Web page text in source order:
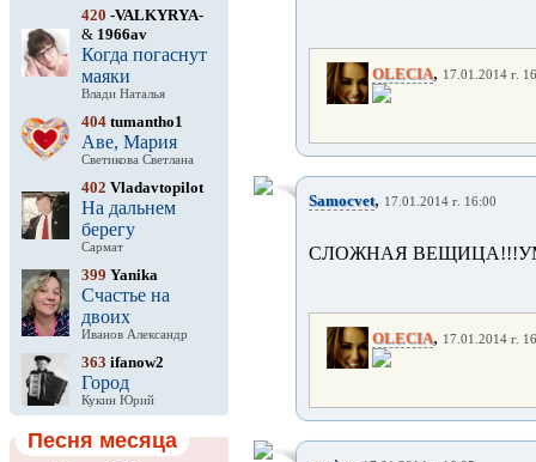
420 -VALKYRYA-
& 1966av
Когда погаснут
маяки
Влади Наталья
404 tumantho1
Аве, Мария
Светикова Светлана
402 Vladavtopilot
На дальнем
берегу
Сармат
399 Yanika
Счастье на
двоих
Иванов Александр
363 ifanow2
Город
Кукин Юрий
Песня месяца
OLECIA, 17.01.2014 г.
Samocvet, 17.01.2014 г. 16:00
СЛОЖНАЯ
OLECIA, 17.01.2014 г.